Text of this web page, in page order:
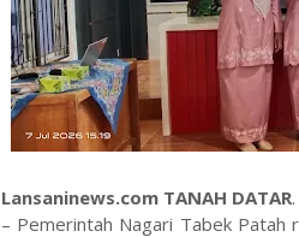
Lansaninews.com TANAH DATAR.
– Pemerintah Nagari Tabek Patah